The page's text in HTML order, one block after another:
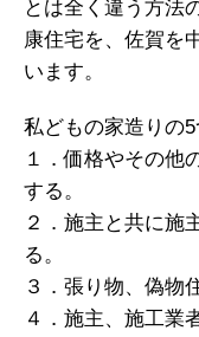
とは全く違う方法
康住宅を、佐賀を
います。
私どもの家造りの
１．価格やその他
する。
２．施主と共に施
る。
３．張り物、偽物
４．施主、施工業